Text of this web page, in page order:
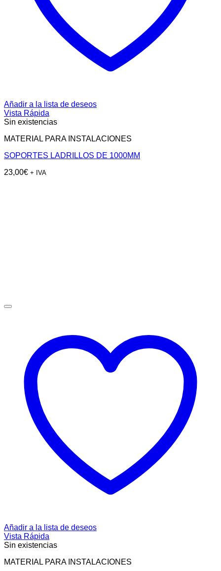
Añadir a la lista de deseos
Vista Rápida
Sin existencias
MATERIAL PARA INSTALACIONES
SOPORTES LADRILLOS DE 1000MM
23,00€ + IVA
Añadir a la lista de deseos
Vista Rápida
Sin existencias
MATERIAL PARA INSTALACIONES